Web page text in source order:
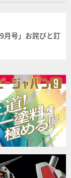
月号」お詫びと訂